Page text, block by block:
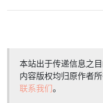
本站出于传递信息之
内容版权均归原作者
联系我们。